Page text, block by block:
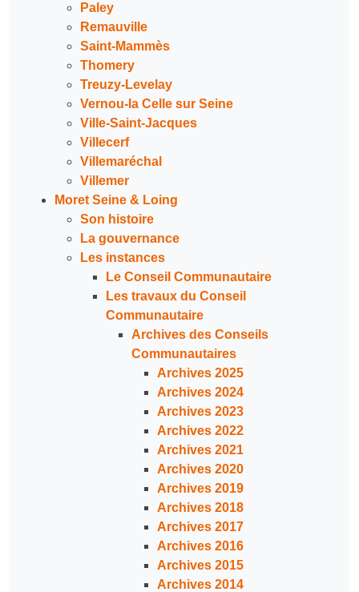
Paley
Remauville
Saint-Mammès
Thomery
Treuzy-Levelay
Vernou-la Celle sur Seine
Ville-Saint-Jacques
Villecerf
Villemaréchal
Villemer
Moret Seine & Loing
Son histoire
La gouvernance
Les instances
Le Conseil Communautaire
Les travaux du Conseil
Communautaire
Archives des Conseils
Communautaires
Archives 2025
Archives 2024
Archives 2023
Archives 2022
Archives 2021
Archives 2020
Archives 2019
Archives 2018
Archives 2017
Archives 2016
Archives 2015
Archives 2014